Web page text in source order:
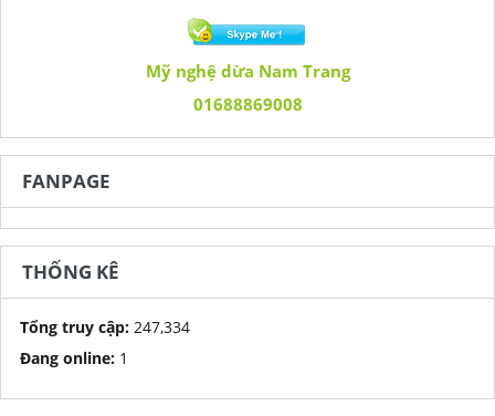
Mỹ nghệ dừa Nam Trang
01688869008
FANPAGE
THỐNG KÊ
Tổng truy cập: 247,334
Đang online: 1